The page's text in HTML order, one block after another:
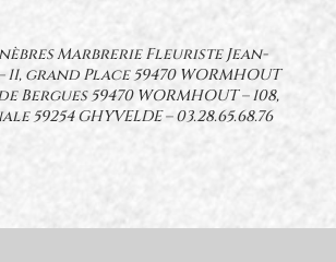
Marbrerie Fleuriste Jean-
11, grand Place 59470 WORMHOUT
Bergues 59470 WORMHOUT – 108,
59254 GHYVELDE –03.28.65.68.76